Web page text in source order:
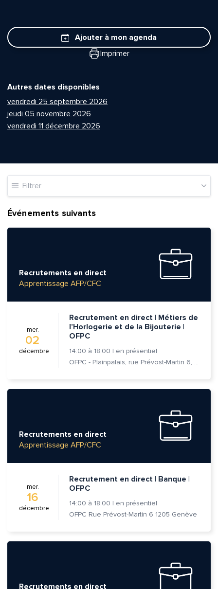
Ajouter à mon agenda
Imprimer
Autres dates disponibles
vendredi 25 septembre 2026
jeudi 05 novembre 2026
vendredi 11 décembre 2026
Filtrer
Événements suivants
Recrutements en direct
Apprentissage AFP/CFC
mer.
02
décembre
Recrutement en direct | Métiers de
l’Horlogerie et de la Bijouterie |
OFPC
14:00 à 18:00 | en présentiel
OFPC - Plainpalais, rue Prévost-Martin 6, 1205 Genève
Recrutements en direct
Apprentissage AFP/CFC
mer.
16
décembre
Recrutement en direct | Banque |
OFPC
14:00 à 18:00 | en présentiel
OFPC Rue Prévost-Martin 6 1205 Genève
Recrutements en direct